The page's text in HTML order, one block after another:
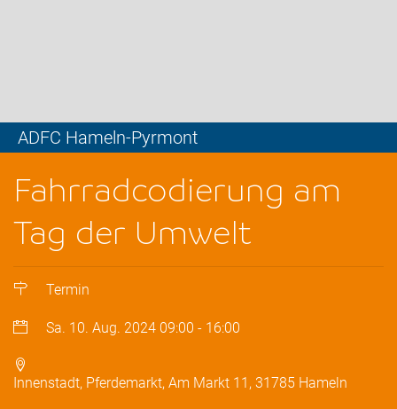
ADFC Hameln-Pyrmont
Fahrradcodierung am
Tag der Umwelt
Termin
Sa. 10. Aug. 2024 09:00 - 16:00
Innenstadt, Pferdemarkt, Am Markt 11, 31785 Hameln